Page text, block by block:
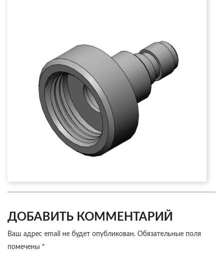
ДОБАВИТЬ КОММЕНТАРИЙ
Ваш адрес email не будет опубликован. Обязательные поля
помечены *